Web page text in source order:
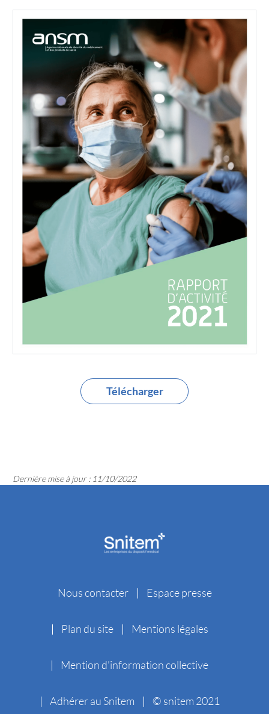
Télécharger
Dernière mise à jour : 11/10/2022
Nous contacter Espace presse
Plan du site Mentions légales
Mention d’information collective
Adhérer au Snitem © snitem 2021